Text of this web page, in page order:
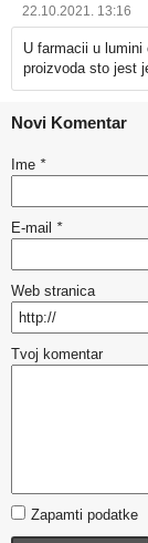
22.10.2021. 13:16
U farmacii u
proizvoda sto jest
Novi Komentar
Ime *
E-mail *
Web stranica
Tvoj komentar
Zapamti podatke